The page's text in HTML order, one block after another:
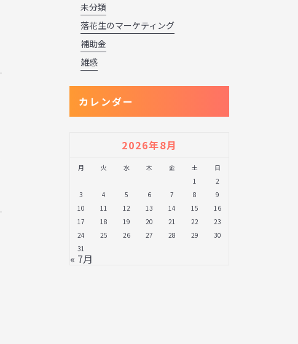
未分類
落花生のマーケティング
補助金
雑感
カレンダー
2026年8月
月 火 水 木 金 土
日
1
2
3
4 5 6 7 8
9
10
11 12 13 14 15
16
17
18 19 20 21 22
23
24
25 26 27 28 29
30
31
« 7月